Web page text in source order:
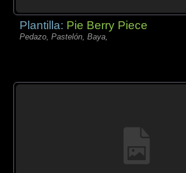
Plantilla: Pie Berry Piece
Pedazo, Pastelón, Baya,